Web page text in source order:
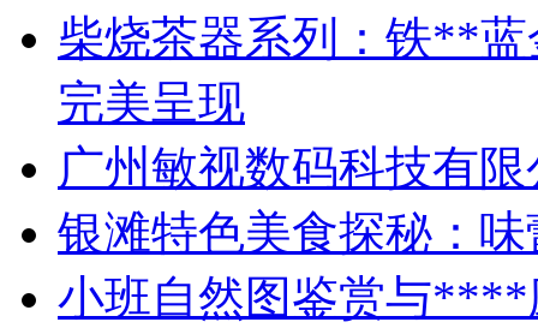
柴烧茶器系列：铁**
完美呈现
广州敏视数码科技有
银滩特色美食探秘：
小班自然图鉴赏与****